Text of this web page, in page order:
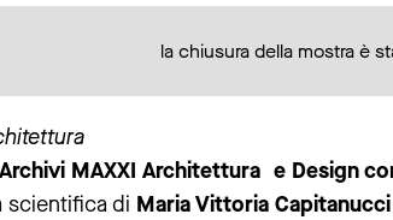
la chiusura della mostra è
MAXXI Architettura e Design
scientifica di Maria Vittoria Capitanucci